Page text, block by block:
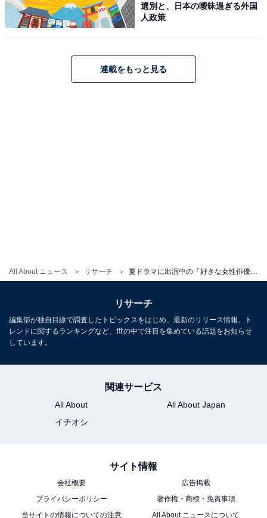
All About ニュース リサーチ
命的な出会いをきっかけに、互いの友人を巻き込みなが
ら、揺れ動いていく恋愛模様を初々しく爽やかに表現し
回答者からは、「さっぱりした飾らない雰囲気が素敵で
2019年よりフリーランスライター・エディターとして活
ウンドを持つ。現在はローカルメディアでの活動を中心
に、エンタメ・トレンド記事なども執筆。
選別と、日本の曖昧過ぎる外国
人政策
連載をもっと見る
リサーチ
編集部が独自目線で調査したトピックスをはじめ、最新のリリース情報、ト
レンドに関するランキングなど、世の中で注目を集めている話題をお知らせ
しています。
関連サービス
All About
All About Japan
イチオシ
サイト情報
会社概要
広告掲載
プライバシーポリシー
著作権・商標・免責事項
当サイトの情報についての注意
All About ニュースについて